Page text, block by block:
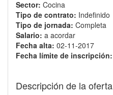
Sector: Cocina
Tipo de contrato: Indefinido
Tipo de jornada: Completa
Salario: a acordar
Fecha alta: 02-11-2017
Fecha límite de inscripción:
Descripción de la oferta